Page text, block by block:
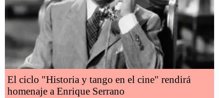
El ciclo "Historia y tango en el cine" rendirá
homenaje a Enrique Serrano